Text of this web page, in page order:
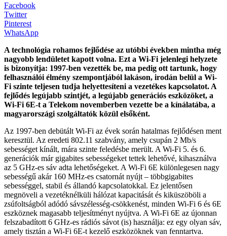
Facebook
Twitter
Pinterest
WhatsApp
A technológia rohamos fejlődése az utóbbi években mintha még
nagyobb lendületet kapott volna. Ezt a Wi-Fi jelenlegi helyzete
is bizonyítja: 1997-ben vezették be, ma pedig ott tartunk, hogy
felhasználói élmény szempontjából lakáson, irodán belül a Wi-
Fi szinte teljesen tudja helyettesíteni a vezetékes kapcsolatot. A
fejlődés legújabb szintjét, a legújabb generációs eszközöket, a
Wi-Fi 6E-t a Telekom novemberben vezette be a kínálatába, a
magyarországi szolgáltatók közül elsőként.
Az 1997-ben debütált Wi-Fi az évek során hatalmas fejlődésen ment
keresztül. Az eredeti 802.11 szabvány, amely csupán 2 Mb/s
sebességet kínált, mára szinte feledésbe merült. A Wi-Fi 5. és 6.
generációk már gigabites sebességeket tettek lehetővé, kihasználva
az 5 GHz-es sáv adta lehetőségeket. A Wi-Fi 6E különlegesen nagy
sebességű akár 160 MHz-es csatornát nyújt – többgigabites
sebességgel, stabil és állandó kapcsolatokkal. Ez jelentősen
megnöveli a vezetéknélküli hálózat kapacitását és kiküszöböli a
zsúfoltságból adódó sávszélesség-csökkenést, minden Wi-Fi 6 és 6E
eszköznek magasabb teljesítményt nyújtva. A Wi-Fi 6E az újonnan
felszabadított 6 GHz-es rádiós sávot (is) használja: ez egy olyan sáv,
amely tisztán a Wi-Fi 6E-t kezelő eszközöknek van fenntartva.